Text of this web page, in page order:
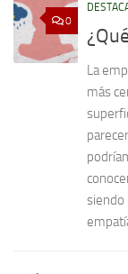
0
La
más
siendo